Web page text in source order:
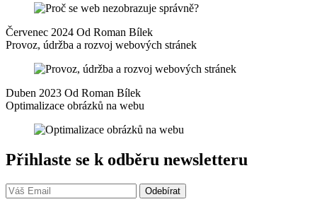
Červenec 2024 Od Roman Bílek
Provoz, údržba a rozvoj webových stránek
Duben 2023 Od Roman Bílek
Optimalizace obrázků na webu
Přihlaste se k odběru newsletteru